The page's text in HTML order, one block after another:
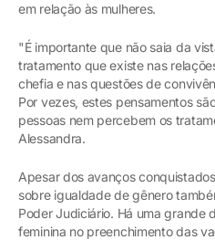
em relação às mulheres.
"É importante que não saia da
tratamento que existe nas
chefia e nas questões de
Por vezes, estes pensamentos
pessoas nem percebem os
Alessandra.
Apesar dos avanços
sobre igualdade de gênero
Poder Judiciário. Há uma grande
feminina no preenchimento das